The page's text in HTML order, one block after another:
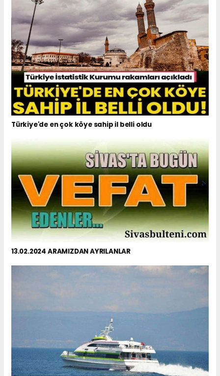
Türkiye'de en çok köye sahip il belli oldu
13.02.2024 ARAMIZDAN AYRILANLAR